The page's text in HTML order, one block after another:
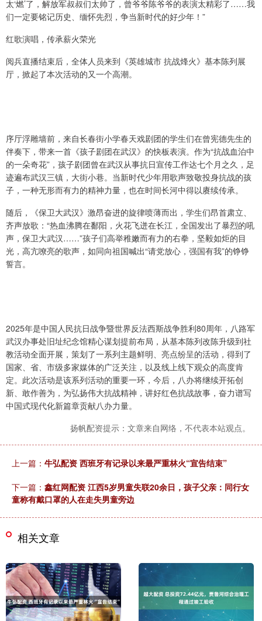
太‘燃’了，解放军叔叔们太帅了，曾爷爷陈爷爷的表演太精彩了……我
们一定要铭记历史、缅怀先烈，争当新时代的好少年！”
红歌演唱，传承薪火荣光
阅兵直播结束后，全体人员来到《英雄城市 抗战烽火》基本陈列展
厅，掀起了本次活动的又一个高潮。
序厅浮雕墙前，来自长春街小学春天戏剧团的学生们在曾宪德先生的
伴奏下，带来一首《孩子剧团在武汉》的快板表演。作为“抗战血泊中
的一朵奇花”，孩子剧团曾在武汉从事抗日宣传工作达七个月之久，足
迹遍布武汉三镇，大街小巷。当新时代少年用歌声致敬投身抗战的孩
子，一种无形而有力的精神力量，也在时间长河中得以赓续传承。
随后，《保卫大武汉》激昂奋进的旋律喷薄而出，学生们昂首肃立、
齐声放歌：“热血沸腾在鄱阳，火花飞迸在长江，全国发出了暴烈的吼
声，保卫大武汉……”孩子们高举稚嫩而有力的右拳，坚毅如炬的目
光，高亢嘹亮的歌声，如同向祖国喊出“请党放心，强国有我”的铮铮
誓言。
2025年是中国人民抗日战争暨世界反法西斯战争胜利80周年，八路军
武汉办事处旧址纪念馆精心谋划提前布局，从基本陈列改陈升级到社
教活动全面开展，策划了一系列主题鲜明、亮点纷呈的活动，得到了
国家、省、市级多家媒体的广泛关注，以及线上线下观众的高度肯
定。此次活动是该系列活动的重要一环，今后，八办将继续开拓创
新、敢作善为，为弘扬伟大抗战精神，讲好红色抗战故事，奋力谱写
中国式现代化新篇章贡献八办力量。
扬帆配资提示：文章来自网络，不代表本站观点。
上一篇： 牛弘配资 西班牙有记录以来最严重林火“宣告结束”
下一篇： 鑫红网配资 江西5岁男童失联20余日，孩子父亲：同行女
童称有戴口罩的人在走失男童旁边
相关文章